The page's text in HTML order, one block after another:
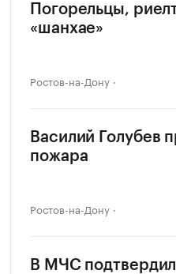
Погорельцы,
«шанхае»
Ростов-на-Дону
Василий Голубев
пожара
Ростов-на-Дону
В МЧС